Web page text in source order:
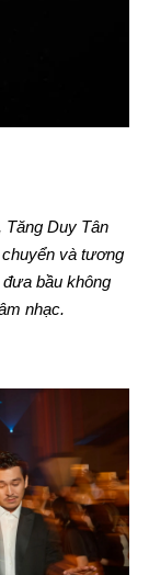
Tăng Duy Tân
chuyển và tương
bầu không
nhạc.